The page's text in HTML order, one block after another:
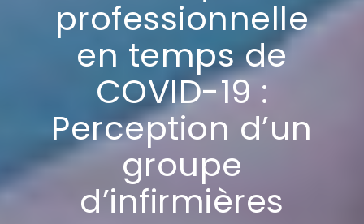
professionnelle
en temps de
COVID-19 :
Perception d’un
groupe
d’infirmières